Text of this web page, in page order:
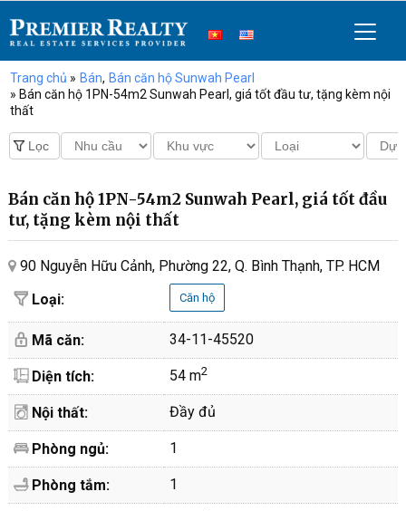
Trang chủ » Bán, Bán căn hộ Sunwah Pearl
» Bán căn hộ 1PN-54m2 Sunwah Pearl, giá tốt đầu tư, tặng kèm nội
thất
Bán căn hộ 1PN-54m2 Sunwah Pearl, giá tốt đầu
tư, tặng kèm nội thất
90 Nguyễn Hữu Cảnh, Phường 22, Q. Bình Thạnh, TP. HCM
Loại:
Căn hộ
Mã căn: 34-11-45520
Diện tích: 54 m2
Nội thất: Đầy đủ
Phòng ngủ: 1
Phòng tắm: 1